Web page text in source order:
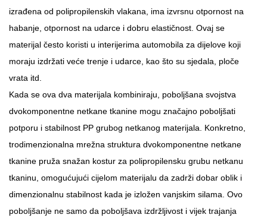
izrađena od polipropilenskih vlakana, ima izvrsnu otpornost na
habanje, otpornost na udarce i dobru elastičnost. Ovaj se
materijal često koristi u interijerima automobila za dijelove koji
moraju izdržati veće trenje i udarce, kao što su sjedala, ploče
vrata itd.
Kada se ova dva materijala kombiniraju, poboljšana svojstva
dvokomponentne netkane tkanine mogu značajno poboljšati
potporu i stabilnost PP grubog netkanog materijala. Konkretno,
trodimenzionalna mrežna struktura dvokomponentne netkane
tkanine pruža snažan kostur za polipropilensku grubu netkanu
tkaninu, omogućujući cijelom materijalu da zadrži dobar oblik i
dimenzionalnu stabilnost kada je izložen vanjskim silama. Ovo
poboljšanje ne samo da poboljšava izdržljivost i vijek trajanja